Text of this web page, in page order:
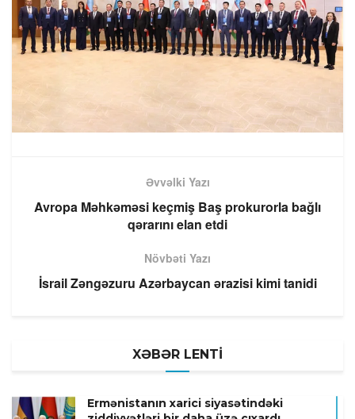
Əvvəlki Yazı
Avropa Məhkəməsi keçmiş Baş prokurorla bağlı
qərarını elan etdi
Növbəti Yazı
İsrail Zəngəzuru Azərbaycan ərazisi kimi tanidi
XƏBƏR LENTİ
Ermənistanın xarici siyasətindəki